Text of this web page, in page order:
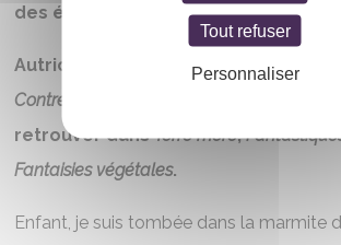
des éditions Kelach.
Autrice de Mauvaise Pioche
Contre les Dragons
retrouver dansTerre mère,
Fantaisies végétales.
Enfant, je suis tombée dans la marmite
Tout refuser
Personnaliser